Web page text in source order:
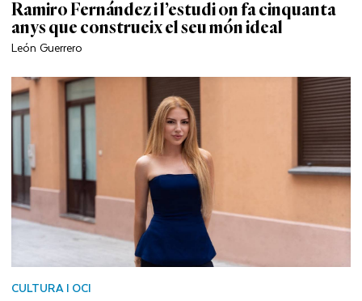
Ramiro Fernández i l’estudi on fa cinquanta
anys que construeix el seu món ideal
León Guerrero
CULTURA I OCI